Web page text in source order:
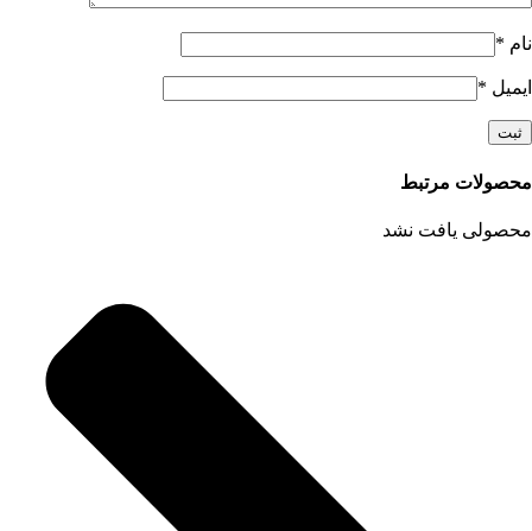
نام *
ایمیل *
محصولات مرتبط
محصولی یافت نشد